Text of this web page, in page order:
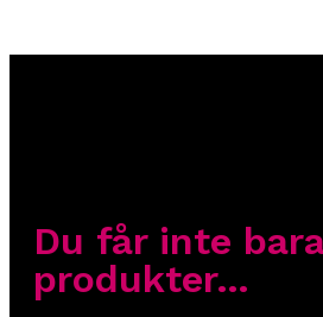
Du får inte
produkter…